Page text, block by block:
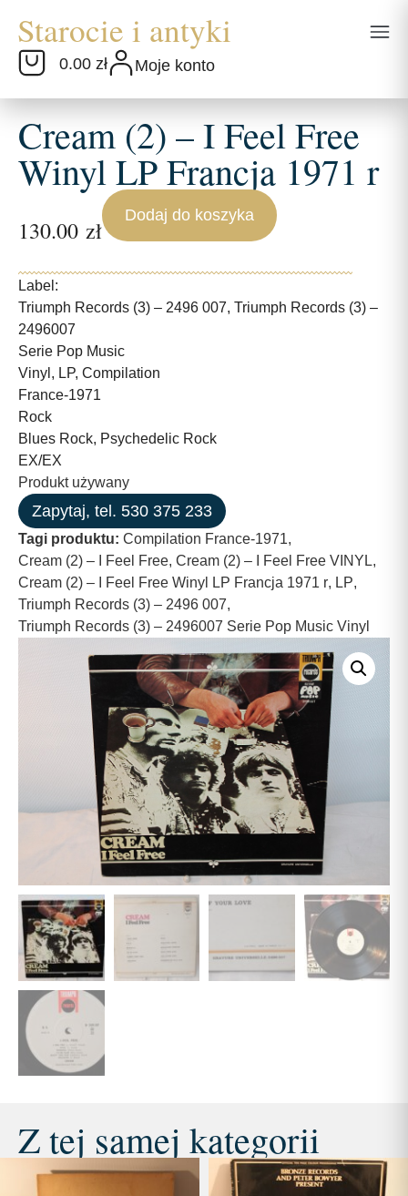
0.00 zł Moje konto
Cream (2) – I Feel Free
Winyl LP Francja 1971 r
130.00 zł
Dodaj do koszyka
Label:
Triumph Records (3) – 2496 007, Triumph Records (3) –
2496007
Serie Pop Music
Vinyl, LP, Compilation
France-1971
Rock
Blues Rock, Psychedelic Rock
EX/EX
Produkt używany
Zapytaj, tel. 530 375 233
Tagi produktu: Compilation France-1971,
Cream (2) – I Feel Free, Cream (2) – I Feel Free VINYL,
Cream (2) – I Feel Free Winyl LP Francja 1971 r, LP,
Triumph Records (3) – 2496 007,
Triumph Records (3) – 2496007 Serie Pop Music Vinyl
Z tej samej kategorii